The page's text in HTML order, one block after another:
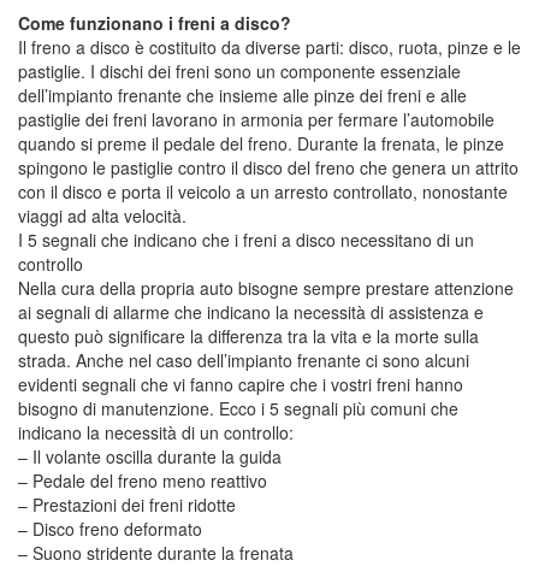
Come funzionano i freni a disco?
Il freno a disco è costituito da diverse parti: disco, ruota, pinze e le
pastiglie. I dischi dei freni sono un componente essenziale
dell’impianto frenante che insieme alle pinze dei freni e alle
pastiglie dei freni lavorano in armonia per fermare l’automobile
quando si preme il pedale del freno. Durante la frenata, le pinze
spingono le pastiglie contro il disco del freno che genera un attrito
con il disco e porta il veicolo a un arresto controllato, nonostante
viaggi ad alta velocità.
I 5 segnali che indicano che i freni a disco necessitano di un
controllo
Nella cura della propria auto bisogne sempre prestare attenzione
ai segnali di allarme che indicano la necessità di assistenza e
questo può significare la differenza tra la vita e la morte sulla
strada. Anche nel caso dell’impianto frenante ci sono alcuni
evidenti segnali che vi fanno capire che i vostri freni hanno
bisogno di manutenzione. Ecco i 5 segnali più comuni che
indicano la necessità di un controllo:
– Il volante oscilla durante la guida
– Pedale del freno meno reattivo
– Prestazioni dei freni ridotte
– Disco freno deformato
– Suono stridente durante la frenata